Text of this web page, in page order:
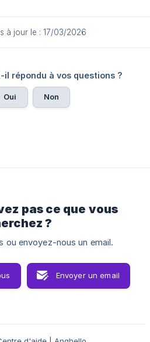
à jour le : 17/03/2026
répondu à vos questions ?
Oui Non
pas ce que vous
?
ou envoyez-nous un email.
Envoyer un email